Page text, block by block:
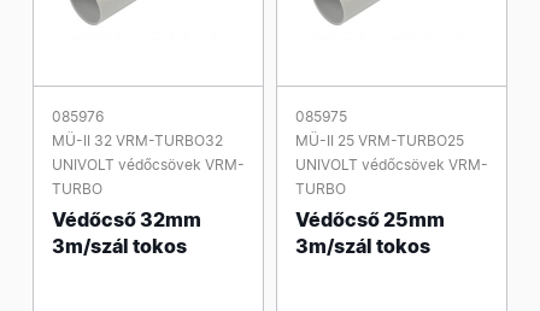
085976
MÜ-II 32 VRM-TURBO32
UNIVOLT védőcsövek VRM-
TURBO
Védőcső 32mm
3m/szál tokos
085975
MÜ-II 25 VRM-TURBO25
UNIVOLT védőcsövek VRM-
TURBO
Védőcső 25mm
3m/szál tokos